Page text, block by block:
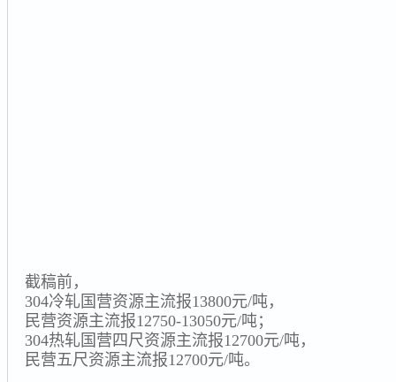
截稿前，
304冷轧国营资源主流报13800元/吨，
民营资源主流报12750-13050元/吨；
304热轧国营四尺资源主流报12700元/吨，
民营五尺资源主流报12700元/吨。